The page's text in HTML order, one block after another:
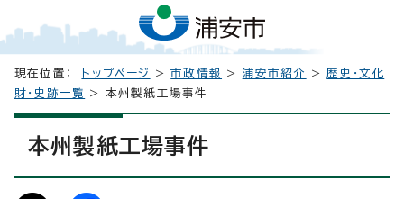
現在位置： トップページ >市政情報 > 浦安市紹介 >歴史・文化
財・史跡一覧
> 本州製紙工場事件
本州製紙工場事件